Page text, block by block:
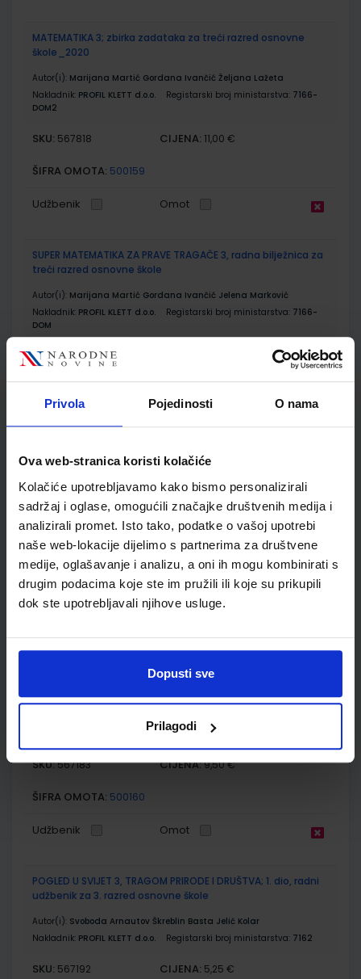
Privola Pojedinosti O nama
Ova web-stranica koristi kolačiće
Kolačiće upotrebljavamo kako bismo personalizirali
sadržaj i oglase, omogućili značajke društvenih medija i
analizirali promet. Isto tako, podatke o vašoj upotrebi
naše web-lokacije dijelimo s partnerima za društvene
medije, oglašavanje i analizu, a oni ih mogu kombinirati s
drugim podacima koje ste im pružili ili koje su prikupili
dok ste upotrebljavali njihove usluge.
Dopusti sve
Prilagodi
MATEMATIKA 3; zbirka zadataka za treći razred osnovne
škole_2020
Autor(i): Marijana Martić Gordana Ivančić Željana Lažeta
Nakladnik: PROFIL KLETT d.o.o. Registarski broj ministarstva: 7166-
DOM2
SKU: 567818 CIJENA: 11,00 €
ŠIFRA OMOTA: 500159
Udžbenik Omot
SUPER MATEMATIKA ZA PRAVE TRAGAČE 3, radna bilježnica za
treći razred osnovne škole
Autor(i): Marijana Martić Gordana Ivančić Jelena Marković
Nakladnik: PROFIL KLETT d.o.o. Registarski broj ministarstva: 7166-
DOM
SKU:569921
osnovne škole
Autor(i): Blaženka Rihter Karmen Toić Dlačić
Nakladnik:ALFA d.d. Registarski broj ministarstva:6539
SKU:567182 CIJENA:10,80 €
ŠIFRA OMOTA:500167
MOJA DOMENA 3; radna bilježnica iz informatike za treći
Registarski broj ministarstva:
SKU:567183 CIJENA:9,50 €
ŠIFRA OMOTA: 500160
Udžbenik Omot
POGLED U SVIJET 3, TRAGOM PRIRODE I DRUŠTVA; 1. dio, radni
udžbenik za 3. razred osnovne škole
Autor(i): Svoboda Arnautov Škreblin Basta Jelić Kolar
Nakladnik: PROFIL KLETT d.o.o. Registarski broj ministarstva: 7162
SKU: 567192 CIJENA: 5,25 €